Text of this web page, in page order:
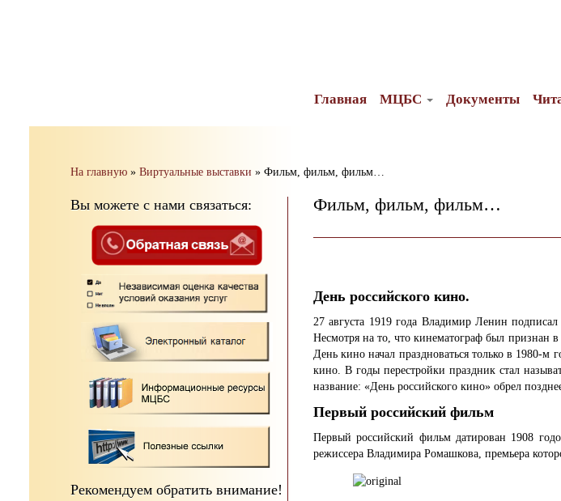
Главная МЦБС Документы
На главную » Виртуальные выставки » Фильм, фильм, фильм…
Вы можете с нами связаться:
Рекомендуем обратить внимание!
Фильм, фильм, фильм…
День российского кино.
27 августа 1919 года Владимир Ленин
Несмотря на то, что кинематограф был признан
День кино начал праздноваться только в 1980-м
кино. В годы перестройки праздник стал
название: «День российского кино» обрел
Первый российский фильм
Первый российский фильм датирован 1908
режиссера Владимира Ромашкова, премьера